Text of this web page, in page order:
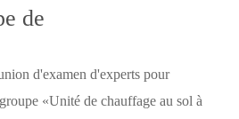
de
d'examen d'experts pour
«Unité de chauffage au sol à